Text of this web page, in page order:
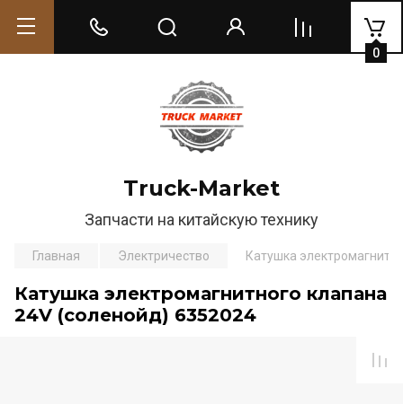
Truck-Market
Запчасти на китайскую технику
0
Главная Электричество Катушка
Катушка электромагнитного клапана
24V (соленойд) 6352024